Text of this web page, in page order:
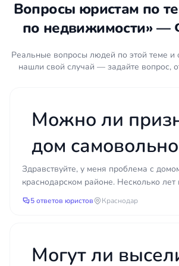
перехода прав на объект, наличие
арестов и залогов, проверяет
уделяется правам третьих лиц, в
несовершеннолетних, супругов и
заключать сделку или отказаться
Порядок сопровождения
Сопровождение сделки строится
и охватывает все этапы от
консультации до регистрации
условия договора и порядок
Вопросы юристам по
по недвижимости» —
Реальные вопросы людей по этой теме и
нашли свой случай — задайте вопрос,
Можно ли
дом
постройкой и
сохранить его
разрешения на
Здравствуйте, у меня проблема с
краснодарском районе. Несколько лет
земельный участок и начал строиться,
говоря не разби...
5 ответов юристов Краснодар
Могут ли